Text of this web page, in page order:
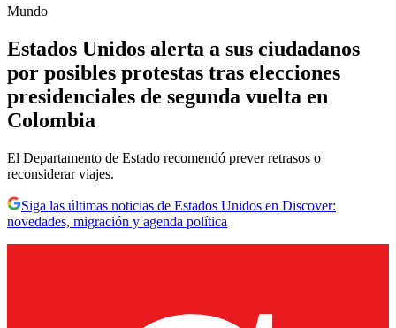
Mundo
Estados Unidos alerta a sus ciudadanos
por posibles protestas tras elecciones
presidenciales de segunda vuelta en
Colombia
El Departamento de Estado recomendó prever retrasos o
reconsiderar viajes.
Siga las últimas noticias de Estados Unidos en Discover:
novedades, migración y agenda política